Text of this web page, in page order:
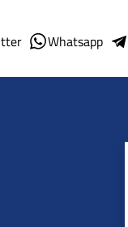
Whatsapp